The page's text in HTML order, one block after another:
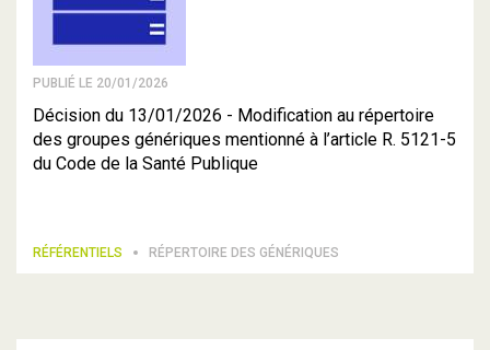
PUBLIÉ LE 20/01/2026
Décision du 13/01/2026 - Modification au répertoire
des groupes génériques mentionné à l’article R. 5121-5
du Code de la Santé Publique
RÉFÉRENTIELS RÉPERTOIRE DES GÉNÉRIQUES